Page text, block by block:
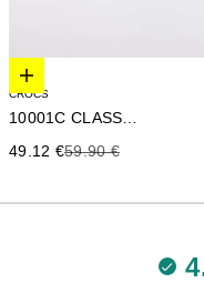
Elige opciones
CROCS
10001C CLASSIC U
Precio de oferta
49.12 €Precio anterior
59.90 €